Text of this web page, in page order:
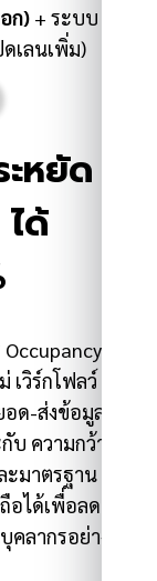
ก) + ระบบ
เลนเพิ่ม)
หยัด
ด้
&
เวิร์กโฟลว์
ด-ส่งข้อมูล-
ความกว้าง
ะมาตรฐาน
อได้เพื่อลด
ลากรอย่างมี